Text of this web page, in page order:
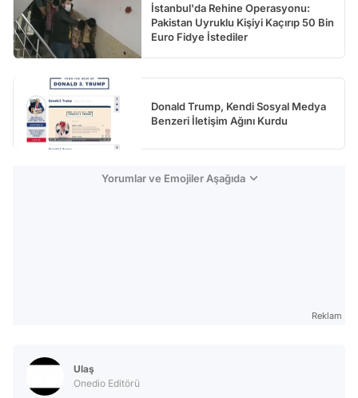
İstanbul'da Rehine Operasyonu:
Pakistan Uyruklu Kişiyi Kaçırıp 50 Bin
Euro Fidye İstediler
Donald Trump, Kendi Sosyal Medya
Benzeri İletişim Ağını Kurdu
Yorumlar ve Emojiler Aşağıda
Reklam
Ulaş
Onedio Editörü